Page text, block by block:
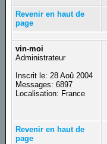
Revenir en haut de
page
vin-moi
Administrateur
Inscrit le: 28 Aoû 2004
Messages: 6897
Localisation: France
Revenir en haut de
page